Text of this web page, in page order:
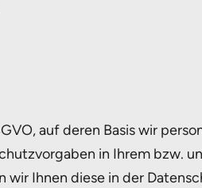
auf deren Basis wir
in Ihrem bzw.
Ihnen diese in der